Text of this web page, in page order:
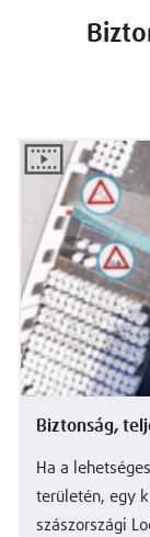
Biztonság,
Ha a
területén, egy
szászországi